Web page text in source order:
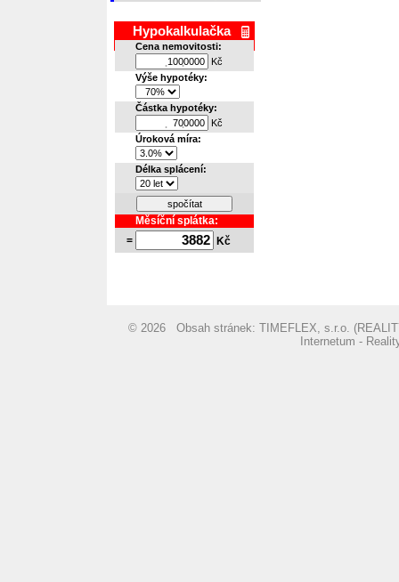
Hypokalkulačka
Cena nemovitosti:
Kč
.
.
Výše hypotéky:
Částka hypotéky:
Kč
.
.
Úroková míra:
Délka splácení:
spočítat
Měsíční splátka:
=
Kč
© 2026 Obsah stránek: TIMEFLEX, s.r.o.
Internetum -